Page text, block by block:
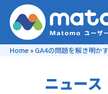
Home » GA4の問題を解き明か
ニュース